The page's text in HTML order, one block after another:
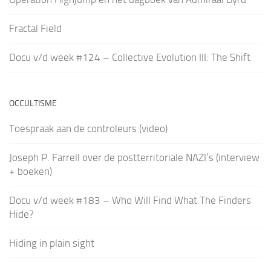
Fractal Field
Docu v/d week #124 – Collective Evolution III: The Shift
OCCULTISME
Toespraak aan de controleurs (video)
Joseph P. Farrell over de postterritoriale NAZI’s (interview
+ boeken)
Docu v/d week #183 – Who Will Find What The Finders
Hide?
Hiding in plain sight